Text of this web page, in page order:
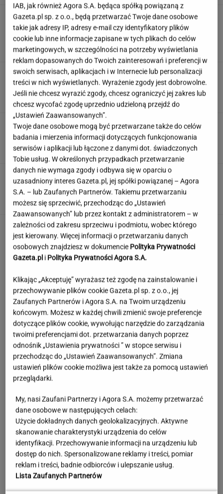
Huczne świętowanie, a potem
perturbacje. Polacy zapamiętają ten wyjazd na
długo
SUBSKRYPCJA
Śmierć Marii Zięby w "Na Wspólnej" to
ponury żart. Scenarzysta popłynął
ZUZANNA KWASEK
Sensacyjne odkrycie w Gdańsku. Pod "Misiem"
czekał historyczny skarb
Angelina Jolie pod presją. Brad Pitt domaga
się ujawnienia dokumentów
Sprawdzili biżuterię. Normy bezpieczeństwa
przekroczono setki razy
Jerzy Zięba w Kancelarii Prezydenta.
"Fantastyczne spotkanie"
IAB, jak również Agora S.A. będąca spółką powiązaną z
Gazeta.pl sp. z o.o., będą przetwarzać Twoje dane osobowe
takie jak adresy IP, adresy e-mail czy identyfikatory plików
cookie lub inne informacje zapisane w tych plikach do celów
marketingowych, w szczególności na potrzeby wyświetlania
reklam dopasowanych do Twoich zainteresowań i preferencji w
swoich serwisach, aplikacjach i w Internecie lub personalizacji
treści w nich wyświetlanych. Wyrażenie zgody jest dobrowolne.
Jeśli nie chcesz wyrazić zgody, chcesz ograniczyć jej zakres lub
chcesz wycofać zgodę uprzednio udzieloną przejdź do
„Ustawień Zaawansowanych”.
Twoje dane osobowe mogą być przetwarzane także do celów
badania i mierzenia informacji dotyczących funkcjonowania
serwisów i aplikacji lub łączone z danymi dot. świadczonych
Tobie usług. W określonych przypadkach przetwarzanie
danych nie wymaga zgody i odbywa się w oparciu o
uzasadniony interes Gazeta.pl, jej spółki powiązanej – Agora
S.A. – lub Zaufanych Partnerów. Takiemu przetwarzaniu
możesz się sprzeciwić, przechodząc do „Ustawień
Zaawansowanych” lub przez kontakt z administratorem – w
zależności od zakresu sprzeciwu i podmiotu, wobec którego
jest kierowany. Więcej informacji o przetwarzaniu danych
osobowych znajdziesz w dokumencie Polityka Prywatności
Gazeta.pl i Polityka Prywatności Agora S.A.
Klikając „Akceptuję” wyrażasz też zgodę na zainstalowanie i
przechowywanie plików cookie Gazeta.pl sp. z o.o., jej
Zaufanych Partnerów i Agora S.A. na Twoim urządzeniu
końcowym. Możesz w każdej chwili zmienić swoje preferencje
dotyczące plików cookie, wywołując narzędzie do zarządzania
twoimi preferencjami dot. przetwarzania danych poprzez
odnośnik „Ustawienia prywatności ” w stopce serwisu i
przechodząc do „Ustawień Zaawansowanych”. Zmiana
ustawień plików cookie możliwa jest także za pomocą ustawień
przeglądarki.
My, nasi Zaufani Partnerzy i Agora S.A. możemy przetwarzać
dane osobowe w następujących celach:
Użycie dokładnych danych geolokalizacyjnych. Aktywne
skanowanie charakterystyki urządzenia do celów
identyfikacji. Przechowywanie informacji na urządzeniu lub
dostęp do nich. Spersonalizowane reklamy i treści, pomiar
reklam i treści, badnie odbiorców i ulepszanie usług.
Lista Zaufanych Partnerów